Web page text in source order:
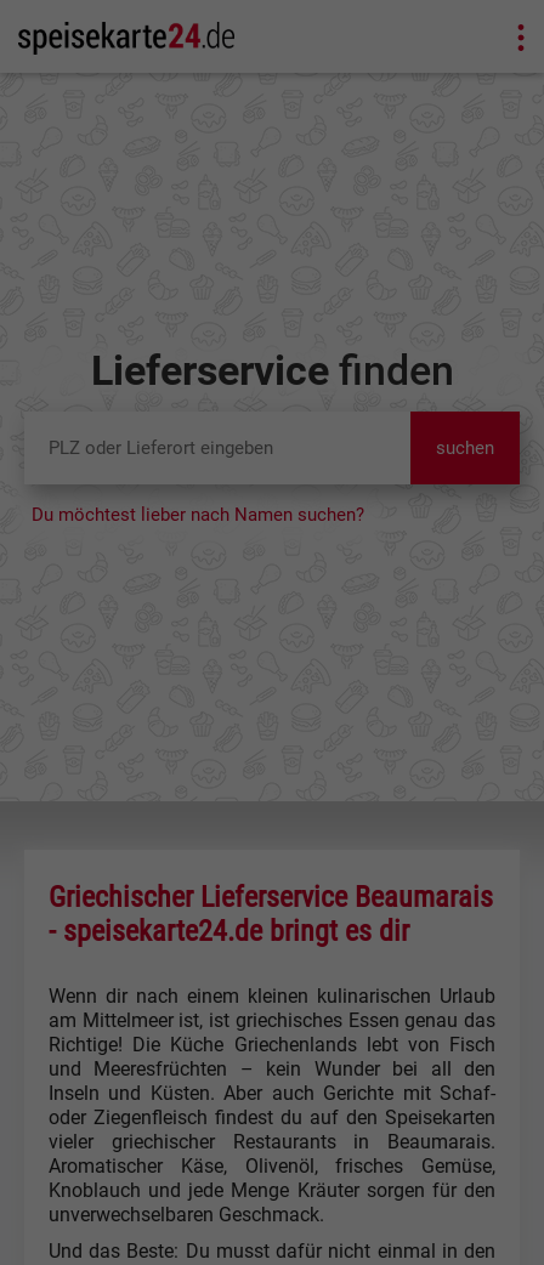
Lieferservicefinden
suchen
Du möchtest lieber nach Namen suchen?
Griechischer Lieferservice Beaumarais
- speisekarte24.de bringt es dir
Wenn dir nach einem kleinen kulinarischen Urlaub
am Mittelmeer ist, ist griechisches Essen genau das
Richtige! Die Küche Griechenlands lebt von Fisch
und Meeresfrüchten – kein Wunder bei all den
Inseln und Küsten. Aber auch Gerichte mit Schaf-
oder Ziegenfleisch findest du auf den Speisekarten
vieler griechischer Restaurants in Beaumarais.
Aromatischer Käse, Olivenöl, frisches Gemüse,
Knoblauch und jede Menge Kräuter sorgen für den
unverwechselbaren Geschmack.
Und das Beste: Du musst dafür nicht einmal in den